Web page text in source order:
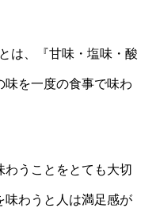
は、『甘味・塩味・酸
味を一度の食事で味わ
わうことをとても大切
味わうと人は満足感が